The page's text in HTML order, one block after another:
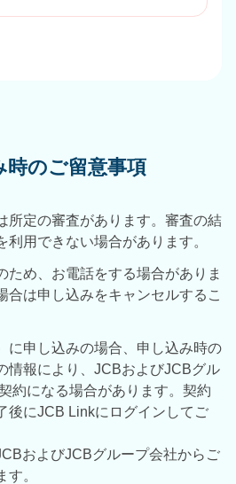
時のご留意事項
所定の審査があります。審査の結
利用できない場合があります。
ため、お電話をする場合がありま
合は申し込みをキャンセルするこ
に申し込みの場合、申し込み時の
情報により、JCBおよびJCBグル
約になる場合があります。契約
後にJCB Linkにログインしてご
およびJCBグループ会社からご
。